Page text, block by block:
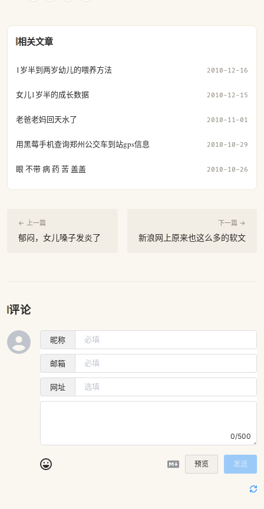
相关文章
1岁半到两岁幼儿的喂养方法 2010-12-16
女儿1岁半的成长数据 2010-12-15
老爸老妈回天水了 2010-11-01
用黑莓手机查询郑州公交车到站gps信息 2010-10-29
眼 不带 病 药 苦 盖盖 2010-10-26
← 上一篇
郁闷，女儿嗓子发炎了
下一篇 →
新浪网上原来也这么多的软文
评论
昵称
邮箱
网址
0/500
预览 发送